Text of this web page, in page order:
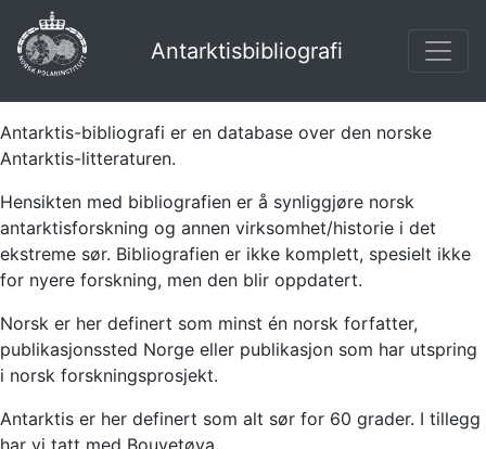
Antarktisbibliografi
Antarktis-bibliografi er en database over den norske
Antarktis-litteraturen.
Hensikten med bibliografien er å synliggjøre norsk
antarktisforskning og annen virksomhet/historie i det
ekstreme sør. Bibliografien er ikke komplett, spesielt ikke
for nyere forskning, men den blir oppdatert.
Norsk er her definert som minst én norsk forfatter,
publikasjonssted Norge eller publikasjon som har utspring
i norsk forskningsprosjekt.
Antarktis er her definert som alt sør for 60 grader. I tillegg
har vi tatt med Bouvetøya.